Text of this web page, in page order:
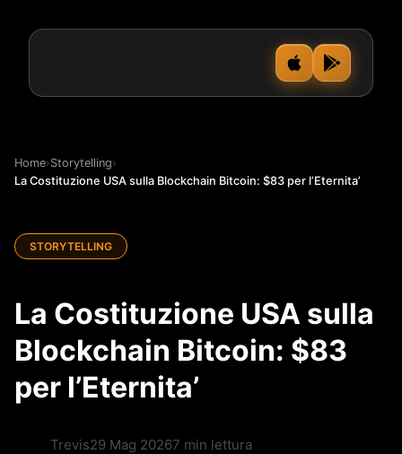
Home›Storytelling›
La Costituzione USA sulla Blockchain Bitcoin: $83 per l’Eternita’
STORYTELLING
La Costituzione USA sulla
Blockchain Bitcoin: $83
per l’Eternita’
Trevis29 Mag 20267 min lettura